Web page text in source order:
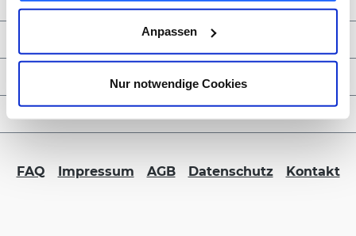
Anpassen
Nur notwendige Cookies
Zahlungsmöglichkeiten
Service & Kontakt
FORMBLITZ B2B
FAQ Impressum AGB Datenschutz Kontakt